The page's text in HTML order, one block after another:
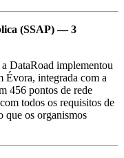
(SSAP) — 3
DataRoad implementou
Évora, integrada com a
456 pontos de rede
todos os requisitos de
que os organismos